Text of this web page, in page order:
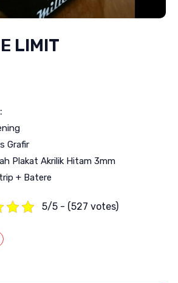
LIMIT
Grafir
Plakat Akrilik Hitam 3mm
+ Batere
5/5 - (527 votes)